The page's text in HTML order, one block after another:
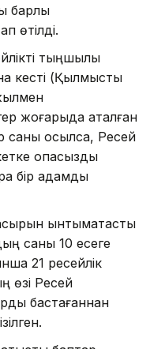
барлық
өтілді.
тыңшылық
кесті (Қылмыстық
жоғарыда аталған
саны қосылса, Ресей
опасыздық
бір адамды
ынтымақтастық
саны 10 есеге
21 ресейлік
өзі Ресей
бастағаннан